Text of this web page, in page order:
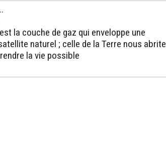
la couche de gaz qui enveloppe une
naturel ; celle de la Terre nous abrite
la vie possible